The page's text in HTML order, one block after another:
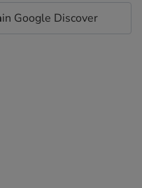
in Google Discover